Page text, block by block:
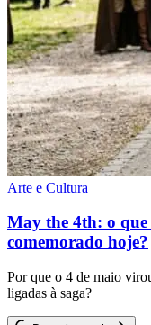
Arte e Cultura
May the 4th: o que
comemorado hoje?
Por que o 4 de maio
ligadas à saga?